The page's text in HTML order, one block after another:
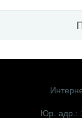
Юр. адр.: